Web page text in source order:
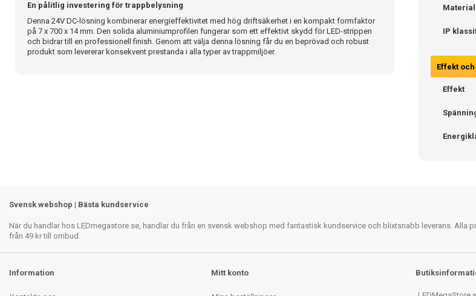
En pålitlig investering för trappbelysning
Denna 24V DC-lösning kombinerar energieffektivitet med hög driftsäkerhet i en kompakt formfaktor
på 7 x 700 x 14 mm. Den solida aluminiumprofilen fungerar som ett effektivt skydd för LED-strippen
och bidrar till en professionell finish. Genom att välja denna lösning får du en beprövad och robust
produkt som levererar konsekvent prestanda i alla typer av trappmiljöer.
Material
IP
Effekt
Effekt
Svensk webshop | Bästa kundservice
När du handlar hos LEDmegastore.se, handlar du från en svensk webshop med fantastisk kundservice och blixtsnabb leverans.
från 49 kr till ombud.
Information Mitt konto